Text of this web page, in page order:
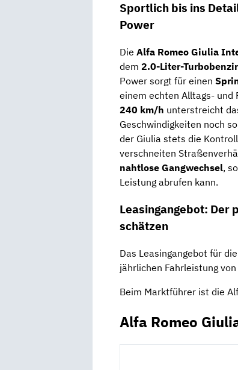
Sportlich bis ins
Power
Die Alfa Romeo Giulia
dem 2.0-Liter-
Power sorgt für einen
einem echten Alltags- und
240 km/h unterstreicht
Geschwindigkeiten noch
der Giulia stets die
verschneiten
nahtlose Gangwechsel,
Leistung abrufen kann.
Leasingangebot: Der
schätzen
Das Leasingangebot für
jährlichen Fahrleistung von
Beim Marktführer ist die
Alfa Romeo